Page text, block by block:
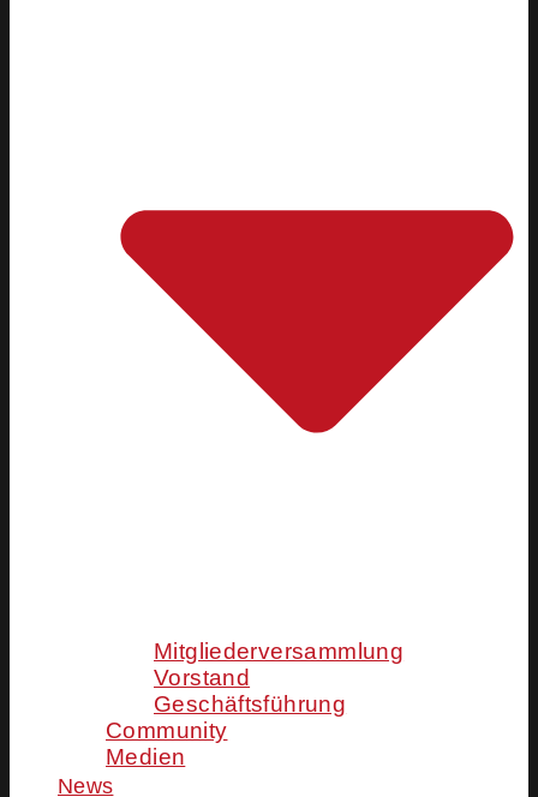
Mitgliederversammlung
Vorstand
Geschäftsführung
Community
Medien
News